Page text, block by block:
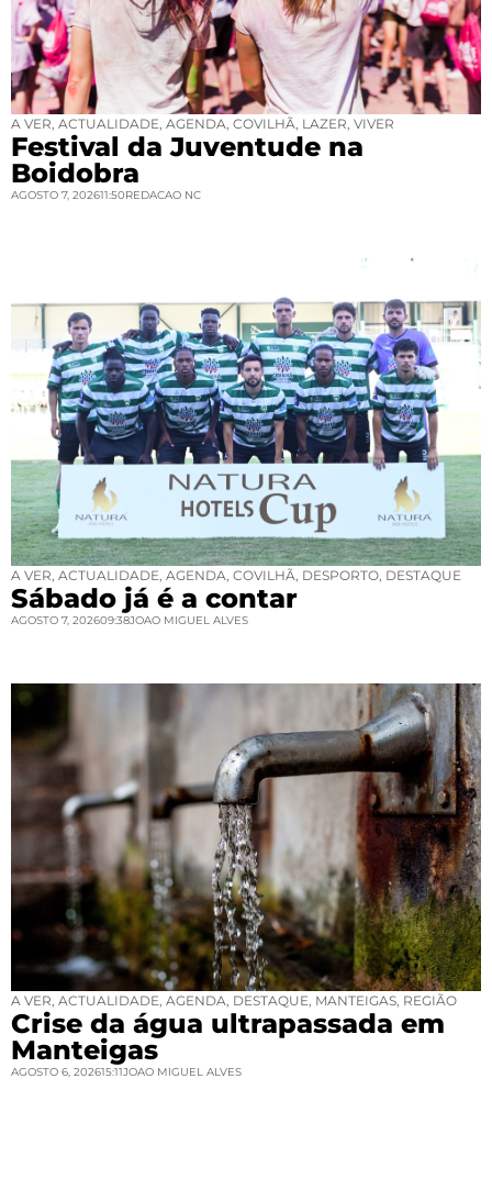
A VER, ACTUALIDADE, AGENDA, COVILHÃ, LAZER, VIVER
Festival da Juventude na
Boidobra
AGOSTO 7, 202611:50REDACAO NC
A VER, ACTUALIDADE, AGENDA, COVILHÃ, DESPORTO, DESTAQUE
Sábado já é a contar
AGOSTO 7, 202609:38JOAO MIGUEL ALVES
A VER, ACTUALIDADE, AGENDA, DESTAQUE, MANTEIGAS, REGIÃO
Crise da água ultrapassada em
Manteigas
AGOSTO 6, 202615:11JOAO MIGUEL ALVES